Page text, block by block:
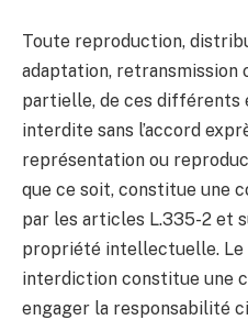
Toute reproduction,
adaptation, retransmission
partielle, de ces
interdite sans l’accord
représentation ou
que ce soit, constitue une
par les articles L.335-2 et
propriété intellectuelle.
interdiction constitue une
engager la responsabilité